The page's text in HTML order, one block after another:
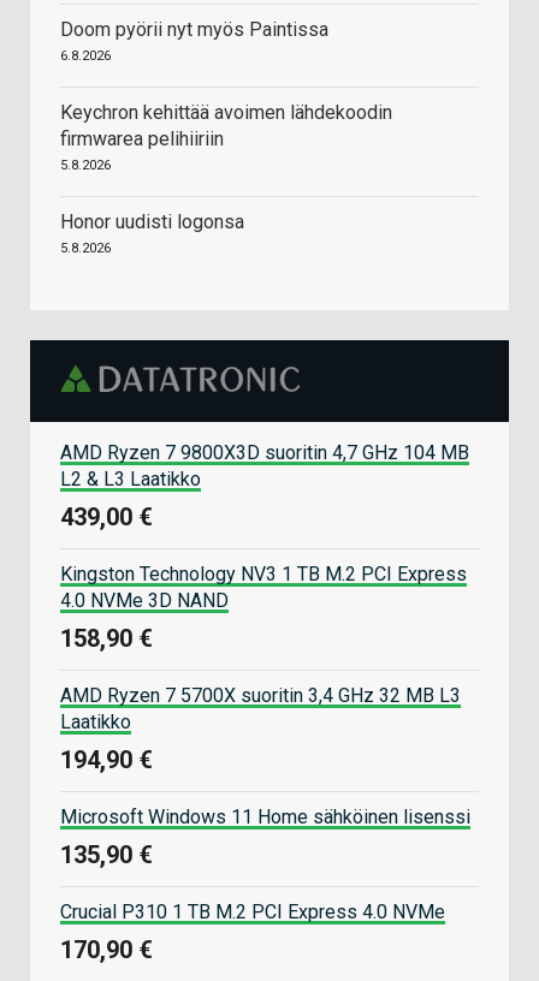
Doom pyörii nyt myös Paintissa
6.8.2026
Keychron kehittää avoimen lähdekoodin
firmwarea pelihiiriin
5.8.2026
Honor uudisti logonsa
5.8.2026
AMD Ryzen 7 9800X3D suoritin 4,7 GHz 104 MB
L2 & L3 Laatikko
439,00 €
Kingston Technology NV3 1 TB M.2 PCI Express
4.0 NVMe 3D NAND
158,90 €
AMD Ryzen 7 5700X suoritin 3,4 GHz 32 MB L3
Laatikko
194,90 €
Microsoft Windows 11 Home sähköinen lisenssi
135,90 €
Crucial P310 1 TB M.2 PCI Express 4.0 NVMe
170,90 €